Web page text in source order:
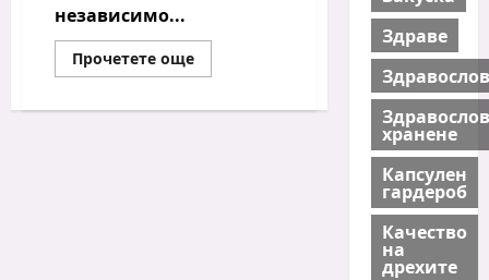
независимо...
Прочетете ощеRead
more
грешки,
Здраве
хранене
Капсулен
гардероб
Качество
на
дрехите